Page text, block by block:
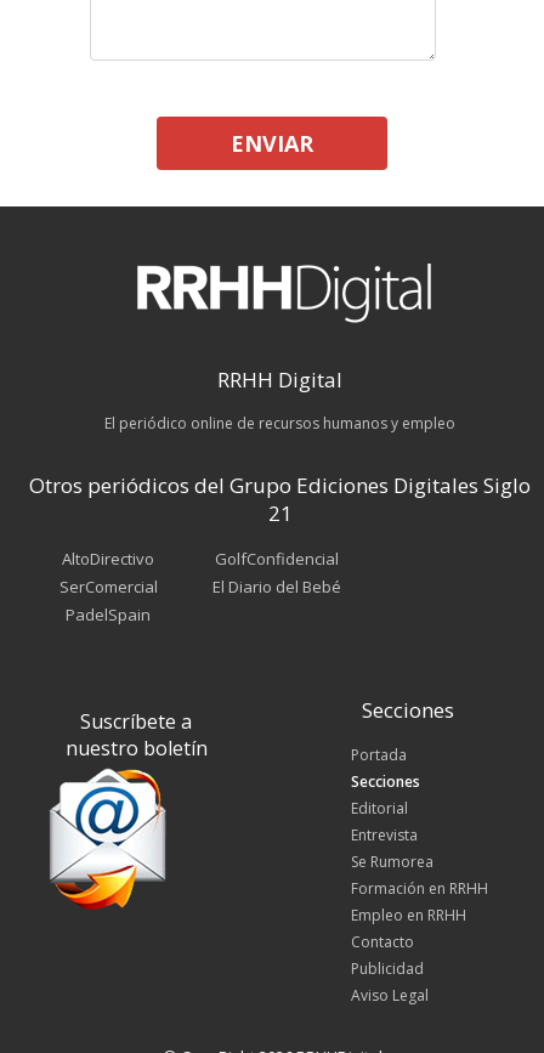
ENVIAR
RRHH Digital
El periódico online de recursos humanos y empleo
Otros periódicos del Grupo Ediciones Digitales Siglo
21
AltoDirectivo
SerComercial
PadelSpain
GolfConfidencial
El Diario del Bebé
Suscríbete a
nuestro boletín
Secciones
Portada
Secciones
Editorial
Entrevista
Se Rumorea
Formación en RRHH
Empleo en RRHH
Contacto
Publicidad
Aviso Legal